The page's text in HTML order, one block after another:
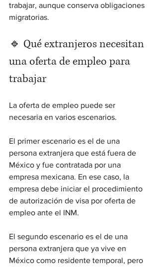
trabajar, aunque conserva obligaciones
migratorias.
🔹 Qué extranjeros necesitan
una oferta de empleo para
trabajar
La oferta de empleo puede ser
necesaria en varios escenarios.
El primer escenario es el de una
persona extranjera que está fuera de
México y fue contratada por una
empresa mexicana. En ese caso, la
empresa debe iniciar el procedimiento
de autorización de visa por oferta de
empleo ante el INM.
El segundo escenario es el de una
persona extranjera que ya vive en
México como residente temporal, pero